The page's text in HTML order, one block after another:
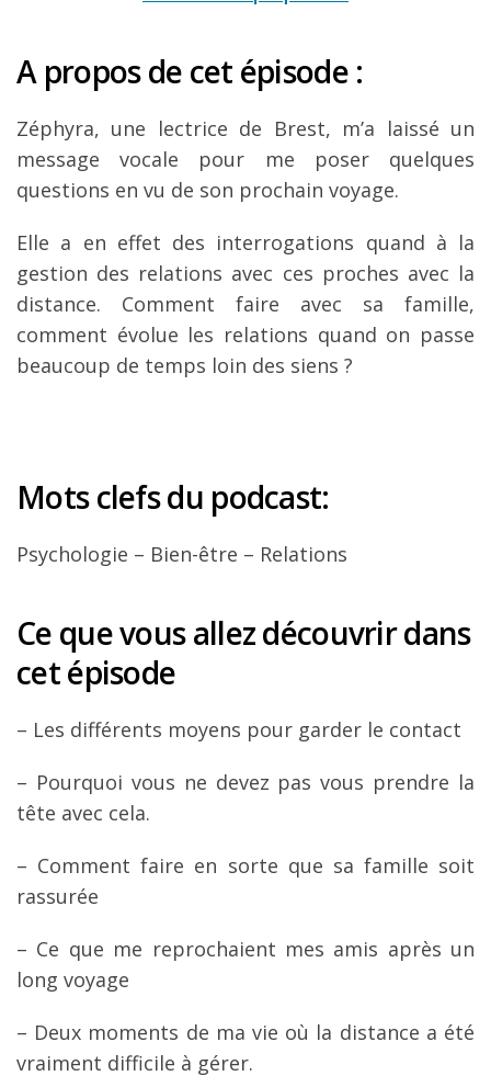
A propos de cet épisode :
Zéphyra, une lectrice de Brest, m’a laissé un
message vocale pour me poser quelques
questions en vu de son prochain voyage.
Elle a en effet des interrogations quand à la
gestion des relations avec ces proches avec la
distance. Comment faire avec sa famille,
comment évolue les relations quand on passe
beaucoup de temps loin des siens ?
Mots clefs du podcast:
Psychologie – Bien-être – Relations
Ce que vous allez découvrir dans
cet épisode
– Les différents moyens pour garder le contact
– Pourquoi vous ne devez pas vous prendre la
tête avec cela.
– Comment faire en sorte que sa famille soit
rassurée
– Ce que me reprochaient mes amis après un
long voyage
– Deux moments de ma vie où la distance a été
vraiment difficile à gérer.